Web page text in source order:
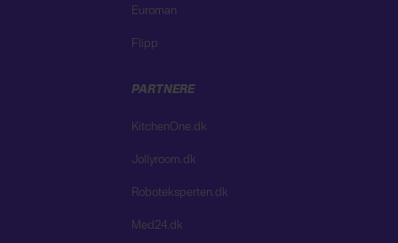
Euroman
Flipp
PARTNERE
KitchenOne.dk
Jollyroom.dk
Roboteksperten.dk
Med24.dk